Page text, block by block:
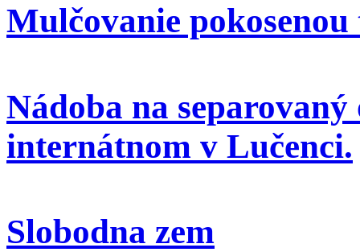
Mulčovanie
Nádoba na
internátnom v Lučenci.
Slobodna zem